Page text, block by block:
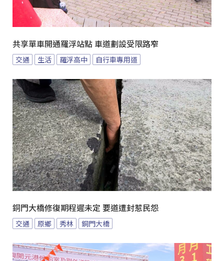
共享單車開通羅浮站點 車道劃設受限路窄
交通 生活 羅浮高中 自行車專用道
銅門大橋修復期程遲未定 要道遭封惹民怨
交通 原鄉 秀林 銅門大橋